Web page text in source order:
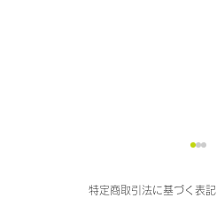
特定商取引法に基づく表記